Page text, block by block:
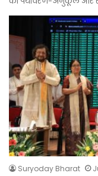
Suryoday Bharat